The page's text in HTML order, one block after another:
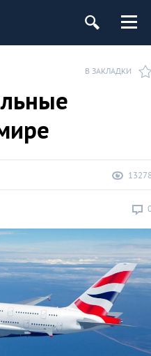
В ЗАКЛАДКИ